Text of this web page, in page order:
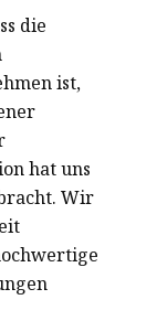
die
ist,
hat uns
Wir